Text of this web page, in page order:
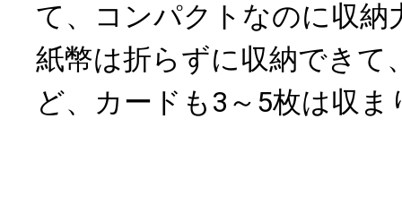
て、コンパクトなのに収納
紙幣は折らずに収納できて
ど、カードも3～5枚は収ま